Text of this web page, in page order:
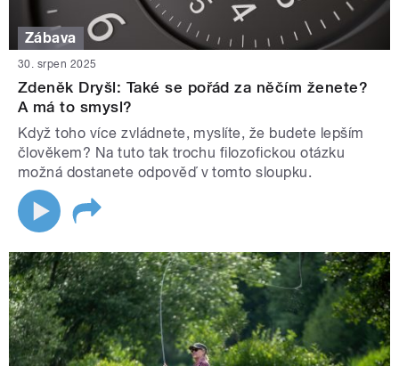
Zábava
30. srpen 2025
Zdeněk Dryšl: Také se pořád za něčím ženete?
A má to smysl?
Když toho více zvládnete, myslíte, že budete lepším
člověkem? Na tuto tak trochu filozofickou otázku
možná dostanete odpověď v tomto sloupku.